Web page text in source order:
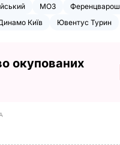
МОЗ
Ференцварош
Київ Ювентус Турин
окупованих